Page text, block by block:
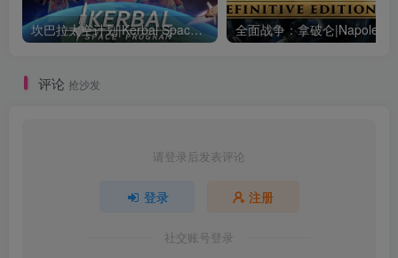
坎巴拉太空计划|Kerbal Space Program|1.12.5.3190|整合全DLC
评论 抢沙发
请登录后发表评论
登录 注册
社交账号登录